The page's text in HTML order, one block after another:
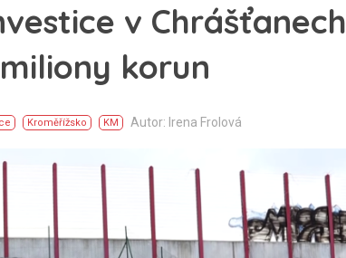
v Chrášťanech
korun
Kroměřížsko KM Autor: Irena Frolová